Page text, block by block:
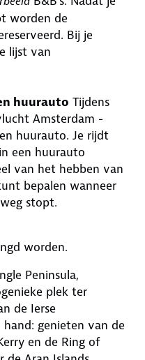
worden de
Bij je
lijst van
huurauto Tijdens
Amsterdam -
huurauto. Je rijdt
een huurauto
van het hebben van
bepalen wanneer
stopt.
worden.
Peninsula,
plek ter
de Ierse
hand: genieten van de
en de Ring of